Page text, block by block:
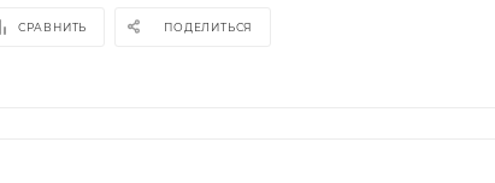
СРАВНИТЬ ПОДЕЛИТЬСЯ